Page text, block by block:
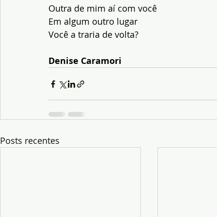
Outra de mim aí com você
Em algum outro lugar
Você a traria de volta?
Denise Caramori
Posts recentes